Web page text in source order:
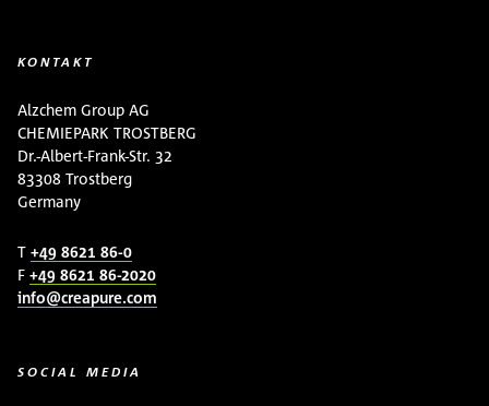
KONTAKT
Alzchem Group AG
CHEMIEPARK TROSTBERG
Dr.-Albert-Frank-Str. 32
83308 Trostberg
Germany
T +49 8621 86-0
F +49 8621 86-2020
info@creapure.com
SOCIAL MEDIA